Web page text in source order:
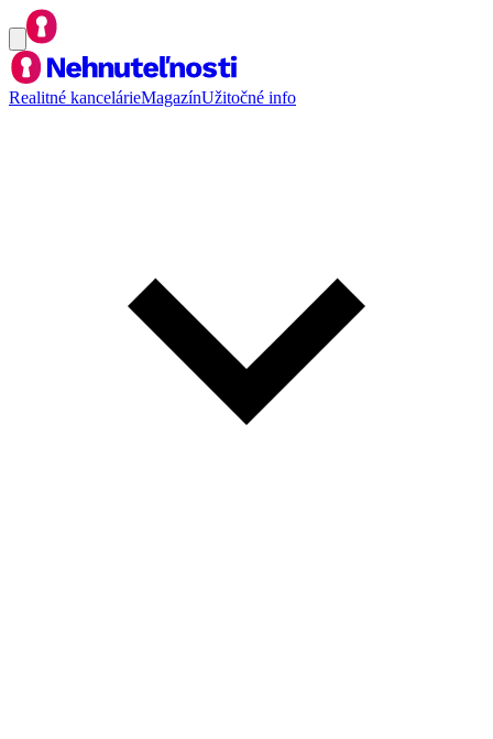
Realitné kancelárieMagazínUžitočné info